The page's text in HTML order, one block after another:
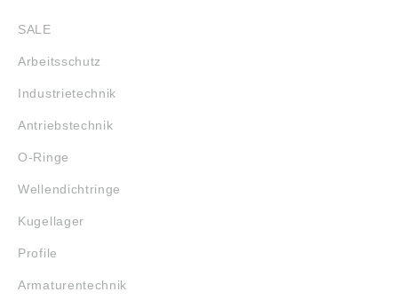
SALE
Arbeitsschutz
Industrietechnik
Antriebstechnik
O-Ringe
Wellendichtringe
Kugellager
Profile
Armaturentechnik